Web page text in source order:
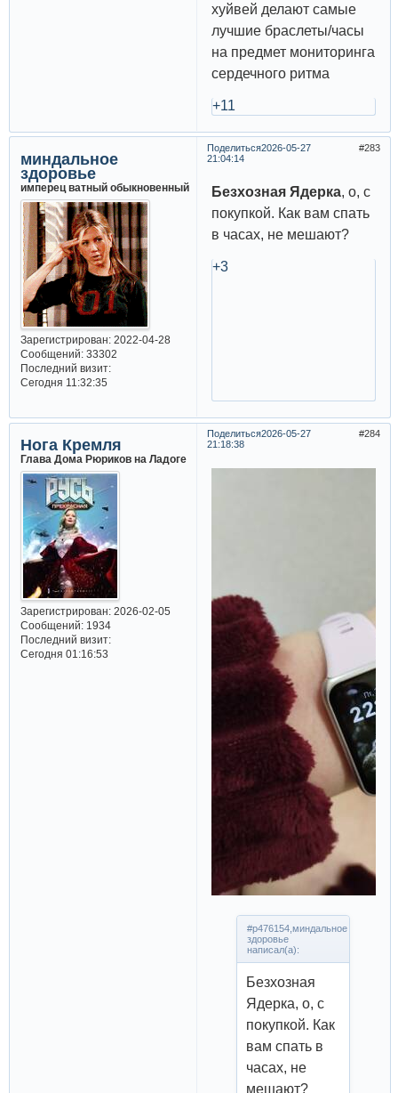
хуйвей делают самые
лучшие браслеты/часы
на предмет мониторинга
сердечного ритма
+11
Поделиться 283
2026-05-27
21:04:14
миндальное
здоровье
имперец ватный обыкновенный
Зарегистрирован: 2022-04-28
Сообщений:33302
Последний визит:
Сегодня 11:32:35
Безхозная Ядерка, о, с
покупкой. Как вам спать
в часах, не мешают?
+3
Поделиться 284
2026-05-27
21:18:38
Нога Кремля
Глава Дома Рюриков на Ладоге
Зарегистрирован: 2026-02-05
Сообщений:1934
Последний визит:
Сегодня 01:16:53
#p476154,миндальное
здоровье
написал(а):
Безхозная
Ядерка, о, с
покупкой. Как
вам спать в
часах, не
мешают?